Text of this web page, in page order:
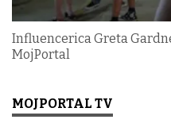
Influencerica Greta
MojPortal
MOJPORTAL TV